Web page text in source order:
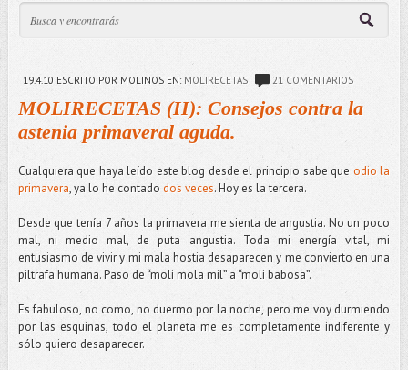
19.4.10 ESCRITO POR MOLINOS EN: MOLIRECETAS 21 COMENTARIOS
MOLIRECETAS (II): Consejos contra la
astenia primaveral aguda.
Cualquiera que haya leído este blog desde el principio sabe que odio la
primavera, ya lo he contado dos veces. Hoy es la tercera.
Desde que tenía 7 años la primavera me sienta de angustia. No un poco
mal, ni medio mal, de puta angustia. Toda mi energía vital, mi
entusiasmo de vivir y mi mala hostia desaparecen y me convierto en una
piltrafa humana. Paso de “moli mola mil” a “moli babosa”.
Es fabuloso, no como, no duermo por la noche, pero me voy durmiendo
por las esquinas, todo el planeta me es completamente indiferente y
sólo quiero desaparecer.